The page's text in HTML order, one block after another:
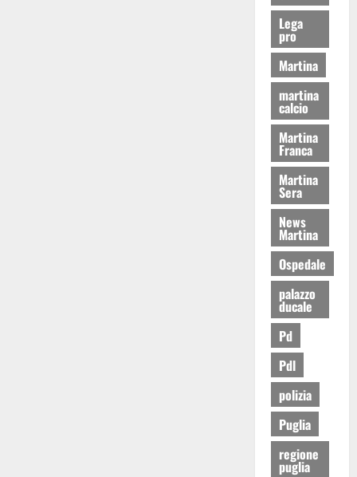
Lega
pro
Martina
martina
calcio
Martina
Franca
Martina
Sera
News
Martina
Ospedale
palazzo
ducale
Pd
Pdl
polizia
Puglia
regione
puglia